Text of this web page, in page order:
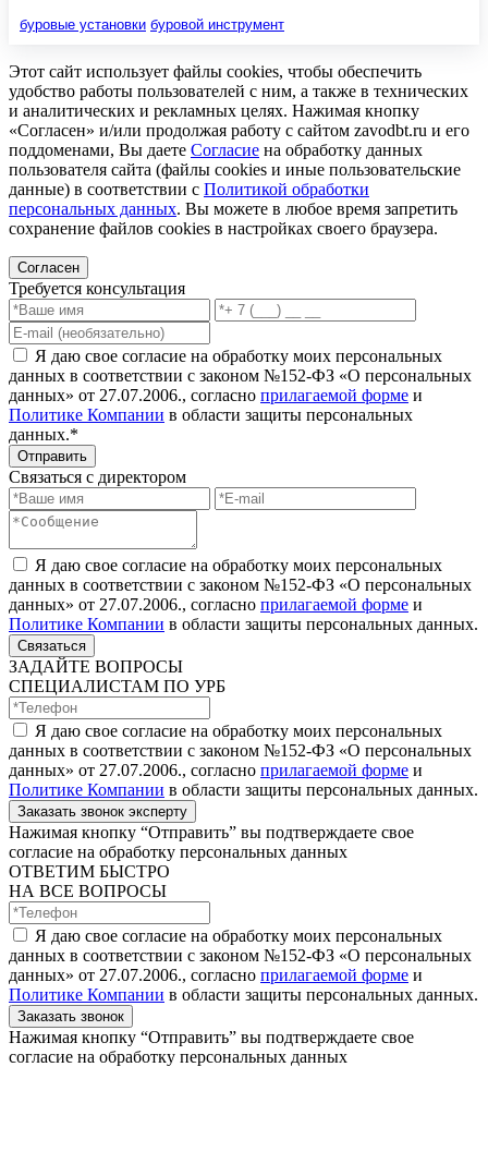
буровые установки буровой инструмент
Этот сайт использует файлы cookies, чтобы обеспечить
удобство работы пользователей с ним, а также в технических
и аналитических и рекламных целях. Нажимая кнопку
«Согласен» и/или продолжая работу с сайтом zavodbt.ru и его
поддоменами, Вы даете Согласие на обработку данных
пользователя сайта (файлы cookies и иные пользовательские
данные) в соответствии с Политикой обработки
персональных данных. Вы можете в любое время запретить
сохранение файлов cookies в настройках своего браузера.
Согласен
Требуется консультация
Я даю свое согласие на обработку моих персональных
данных в соответствии с законом №152-ФЗ «О персональных
данных» от 27.07.2006., согласно прилагаемой форме и
Политике Компании в области защиты персональных
данных.*
Отправить
Связаться с директором
Я даю свое согласие на обработку моих персональных
данных в соответствии с законом №152-ФЗ «О персональных
данных» от 27.07.2006., согласно прилагаемой форме и
Политике Компании в области защиты персональных данных.
Связаться
ЗАДАЙТЕ ВОПРОСЫ
СПЕЦИАЛИСТАМ ПО УРБ
Я даю свое согласие на обработку моих персональных
данных в соответствии с законом №152-ФЗ «О персональных
данных» от 27.07.2006., согласно прилагаемой форме и
Политике Компании в области защиты персональных данных.
Заказать звонок эксперту
Нажимая кнопку “Отправить” вы подтверждаете свое
согласие на обработку персональных данных
ОТВЕТИМ БЫСТРО
НА ВСЕ ВОПРОСЫ
Я даю свое согласие на обработку моих персональных
данных в соответствии с законом №152-ФЗ «О персональных
данных» от 27.07.2006., согласно прилагаемой форме и
Политике Компании в области защиты персональных данных.
Заказать звонок
Нажимая кнопку “Отправить” вы подтверждаете свое
согласие на обработку персональных данных